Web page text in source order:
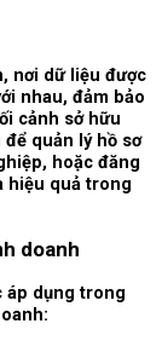
nơi dữ liệu được
nhau, đảm bảo
cảnh sở hữu
quản lý hồ sơ
hoặc đăng
hiệu quả trong
doanh
áp dụng trong